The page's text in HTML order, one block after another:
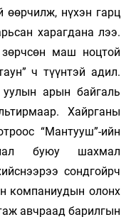
өөрчилж, нүхэн гарц
харагдана лээ.
маш ноцтой
ч түүнтэй адил.
арын бай­галь
Хайр­ганы
“Ман­тууш”-ийн
буюу шахмал
сондгойрч
компаниудын олонх
авчраад барилгын